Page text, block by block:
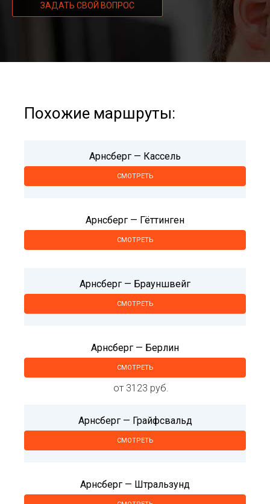
ЗАДАТЬ СВОЙ ВОПРОС
Похожие маршруты:
Арнсберг — Кассель
СМОТРЕТЬ
Арнсберг — Гёттинген
СМОТРЕТЬ
Арнсберг — Брауншвейг
СМОТРЕТЬ
Арнсберг — Берлин
СМОТРЕТЬ
от 3123 руб.
Арнсберг — Грайфсвальд
СМОТРЕТЬ
Арнсберг — Штральзунд